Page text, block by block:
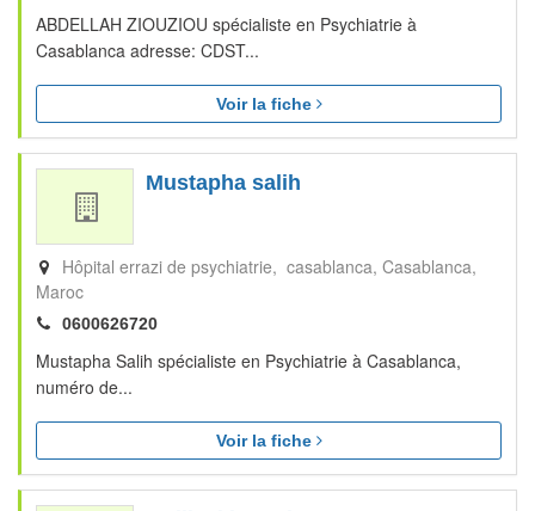
ABDELLAH ZIOUZIOU spécialiste en Psychiatrie à
Casablanca adresse: CDST...
Voir la fiche
Mustapha salih
Hôpital errazi de psychiatrie, casablanca Casablanca
Maroc
0600626720
Mustapha Salih spécialiste en Psychiatrie à Casablanca,
numéro de...
Voir la fiche